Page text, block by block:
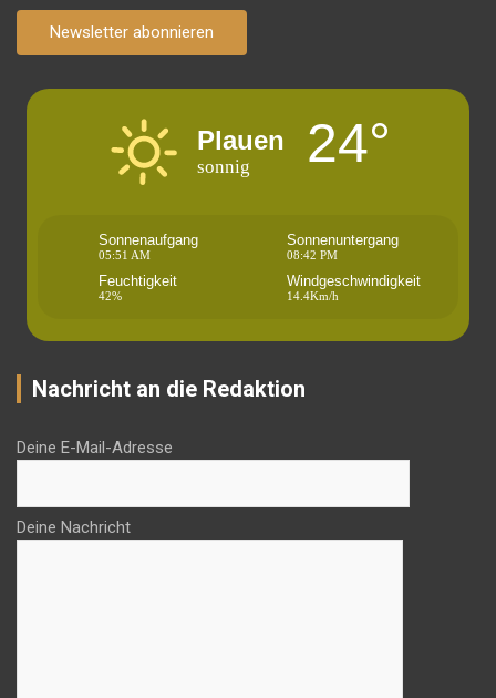
Newsletter abonnieren
Plauen
sonnig 24°
Sonnenaufgang
05:51 AM
Sonnenuntergang
08:42 PM
Feuchtigkeit
42%
Windgeschwindigkeit
14.4Km/h
Nachricht an die Redaktion
Deine E-Mail-Adresse
Deine Nachricht